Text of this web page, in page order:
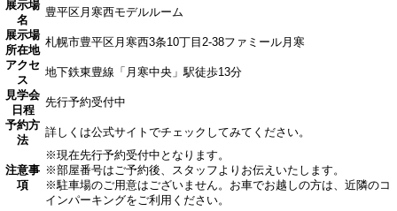
展示場
名
豊平区月寒西モデルルーム
展示場
所在地
札幌市豊平区月寒西3条10丁目2-38ファミール月寒
アクセ
ス
地下鉄東豊線「月寒中央」駅徒歩13分
見学会
日程
先行予約受付中
予約方
法
詳しくは公式サイトでチェックしてみてください。
注意事
項
※現在先行予約受付中となります。
※部屋番号はご予約後、スタッフよりお伝えいたします。
※駐車場のご用意はございません。お車でお越しの方は、近隣のコ
インパーキングをご利用ください。